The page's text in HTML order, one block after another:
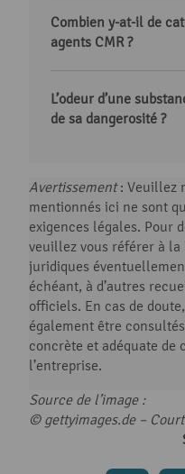
Combien y-at-il de
agents CMR ?
L’odeur d’une
de sa dangerosité ?
Avertissement: Veuillez
mentionnés ici ne sont
exigences légales. Pour
veuillez vous référer à
juridiques
échéant, à d’autres
officiels. En cas de
également être
concrète et adéquate de
l’entreprise.
Source de l’image :
© gettyimages.de –